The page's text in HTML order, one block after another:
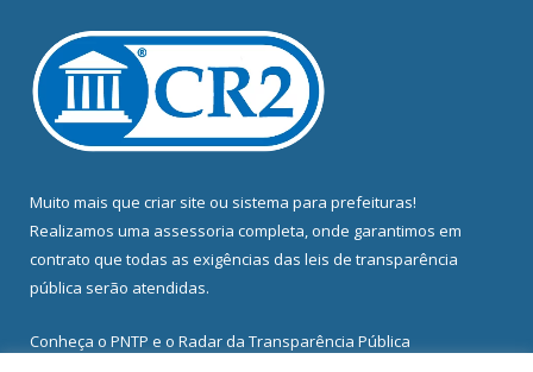
Muito mais que criar site ou sistema para prefeituras!
Realizamos uma assessoria completa, onde garantimos em
contrato que todas as exigências das leis de transparência
pública serão atendidas.
Conheça o PNTP e o Radar da Transparência Pública